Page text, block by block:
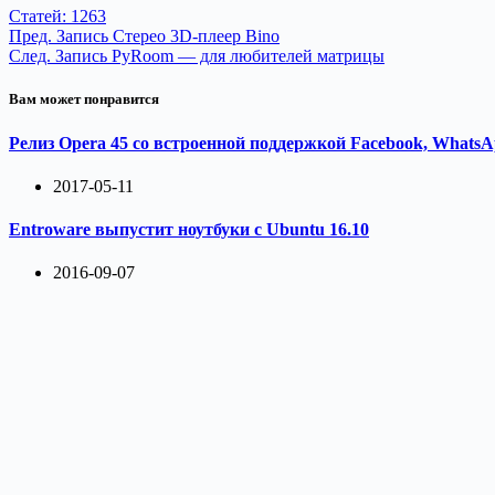
Статей: 1263
Пред. Запись Cтерео 3D-плеер Bino
След. Запись PyRoom — для любителей матрицы
Вам может понравится
Релиз Opera 45 со встроенной поддержкой Facebook,
2017-05-11
Entroware выпустит ноутбуки с Ubuntu 16.10
2016-09-07